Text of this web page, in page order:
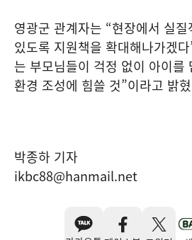
영광군 관계자는 “현장에서 실
있도록 지원책을 확대해나가겠
는 부모님들이 걱정 없이 아이를
환경 조성에 힘쓸 것”이라고 밝
박종하 기자
ikbc88@hanmail.net